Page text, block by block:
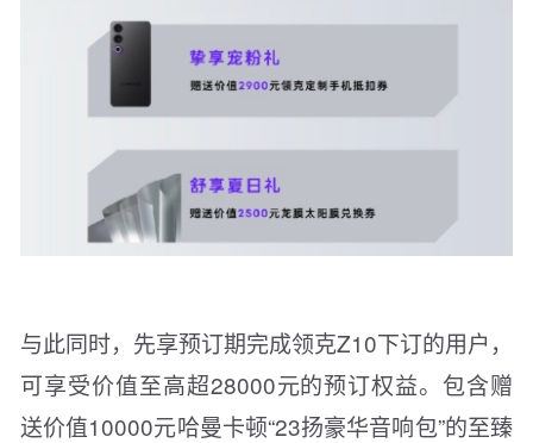
与此同时，先享预订期完成领克Z10下订的用户，
可享受价值至高超28000元的预订权益。包含赠
送价值10000元哈曼卡顿“23扬豪华音响包”的至臻